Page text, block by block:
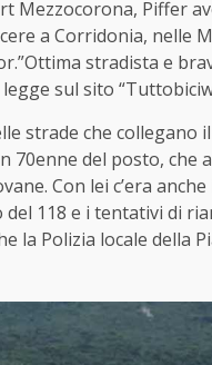
Mezzocorona, Piffer
a Corridonia, nelle
stradista e
sul sito
strade che collegano
70enne del posto, che
Con lei c’era
118 e i tentativi di
la Polizia locale della